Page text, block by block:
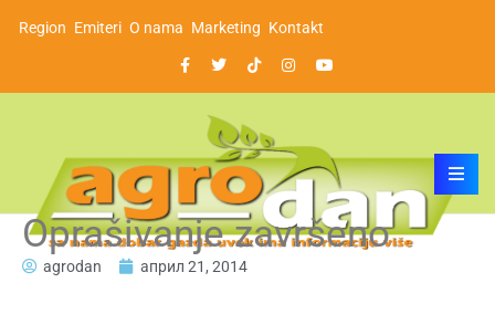
Region Emiteri O nama Marketing Kontakt
Oprašivanje završeno
agrodan април 21, 2014